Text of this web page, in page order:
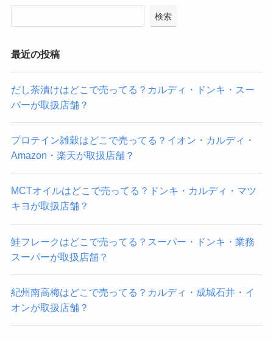
検索
最近の投稿
だし茶漬けはどこで売ってる？カルディ・ドンキ・スー
パーが取扱店舗？
プロテイン雑穀はどこで売ってる？イオン・カルディ・
Amazon・楽天が取扱店舗？
MCTオイルはどこで売ってる？ドンキ・カルディ・マツ
キヨが取扱店舗？
鮭フレークはどこで売ってる？スーパー・ドンキ・業務
スーパーが取扱店舗？
紀州南高梅はどこで売ってる？カルディ・成城石井・イ
オンが取扱店舗？